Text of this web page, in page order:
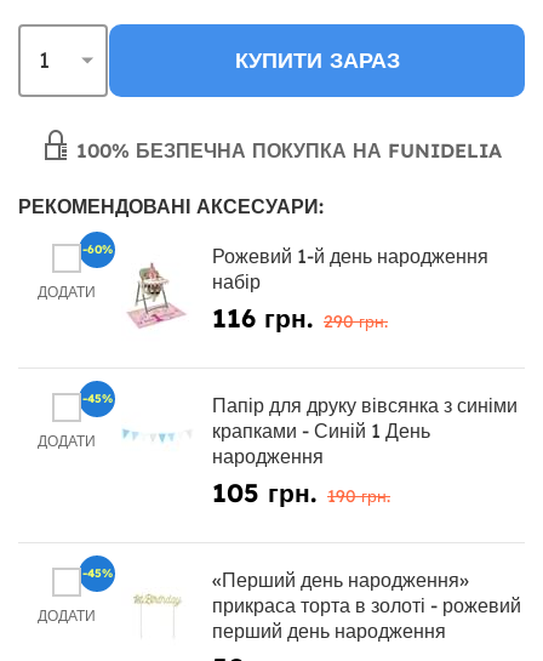
КУПИТИ ЗАРАЗ
100% БЕЗПЕЧНА ПОКУПКА НА FUNIDELIA
РЕКОМЕНДОВАНІ АКСЕСУАРИ:
ДОДАТИ
Рожевий 1-й день народження
набір
116 грн. 290 грн.
-60%
ДОДАТИ
Папір для друку вівсянка з синіми
крапками - Синій 1 День
народження
105 грн. 190 грн.
-45%
ДОДАТИ
«Перший день народження»
прикраса торта в золоті - рожевий
перший день народження
-45%